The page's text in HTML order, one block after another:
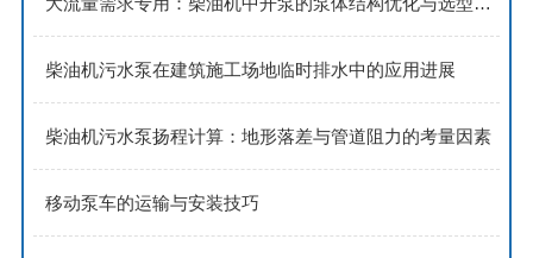
柴油机污水泵在建筑施工场地临时排水中的应用进展
柴油机污水泵扬程计算：地形落差与管道阻力的考量因素
移动泵车的运输与安装技巧